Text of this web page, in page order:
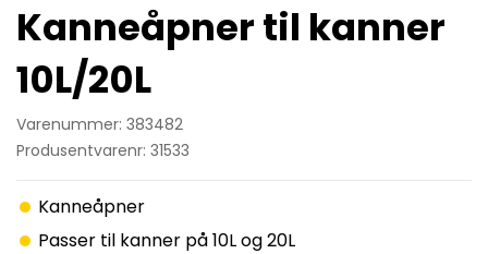
Kanneåpner til kanner
10L/20L
Varenummer: 383482
Produsentvarenr: 31533
Kanneåpner
Passer til kanner på 10L og 20L